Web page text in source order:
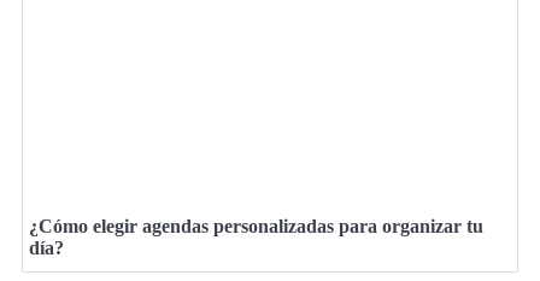
¿Cómo elegir agendas personalizadas para organizar tu
día?